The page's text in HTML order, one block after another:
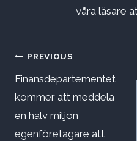
våra läsare
PREVIOUS
Finansdepartementet
kommer att meddela
en halv miljon
egenföretagare att